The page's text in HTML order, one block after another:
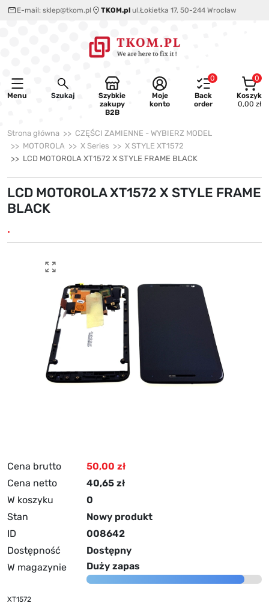
E-mail: sklep@tkom.pl TKOM.pl ul.Łokietka 17, 50-244 Wrocław
Menu Szukaj
Szybkie
zakupy
B2B
Moje
konto
0
Back
order
0
Koszyk
0,00 zł
Strona główna
CZĘŚCI ZAMIENNE - WYBIERZ MODEL
MOTOROLA
X Series
X STYLE XT1572
LCD MOTOROLA XT1572 X STYLE FRAME BLACK
LCD MOTOROLA XT1572 X STYLE FRAME
BLACK
.
Cena brutto
50,00 zł
Cena netto
40,65 zł
W koszyku
0
Stan
Nowy produkt
ID
008642
Dostępność
Dostępny
W magazynie
Duży zapas
XT1572